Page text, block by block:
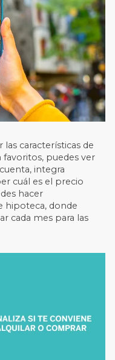
las características de
favoritos, puedes ver
integra
cuál es el precio
hacer
hipoteca, donde
cada mes para las